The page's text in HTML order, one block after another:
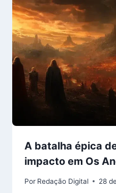
A batalha épica
impacto em Os
Por Redação Digital 28